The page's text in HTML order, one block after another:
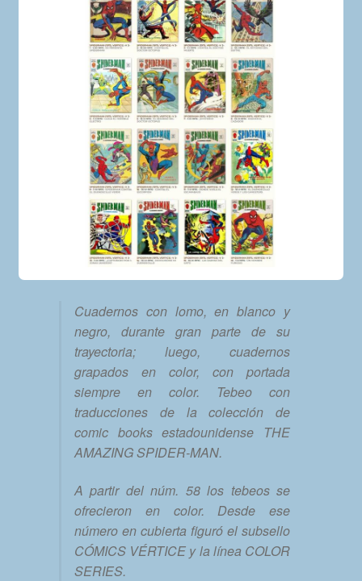
Cuadernos con lomo, en blanco y
negro, durante gran parte de su
trayectoria; luego, cuadernos
grapados en color, con portada
siempre en color. Tebeo con
traducciones de la colección de
comic books estadounidense THE
AMAZING SPIDER-MAN.
A partir del núm. 58 los tebeos se
ofrecieron en color. Desde ese
número en cubierta figuró el subsello
CÓMICS VÉRTICE y la línea COLOR
SERIES.